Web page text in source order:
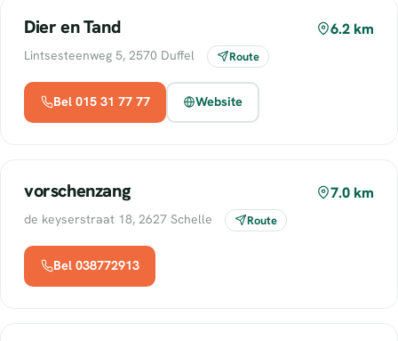
Dier en Tand 6.2 km
Lintsesteenweg 5, 2570 Duffel Route
Bel 015 31 77 77 Website
vorschenzang 7.0 km
de keyserstraat 18, 2627 Schelle Route
Bel 038772913